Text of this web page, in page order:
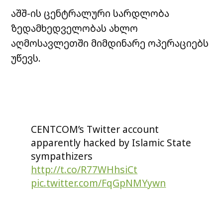
აშშ-ის ცენტრალური სარდლობა
ზედამხედველობას ახლო
აღმოსავლეთში მიმდინარე ოპერაციებს
უწევს.
CENTCOM’s Twitter account
apparently hacked by Islamic State
sympathizers
http://t.co/R77WHhsiCt
pic.twitter.com/FqGpNMYywn